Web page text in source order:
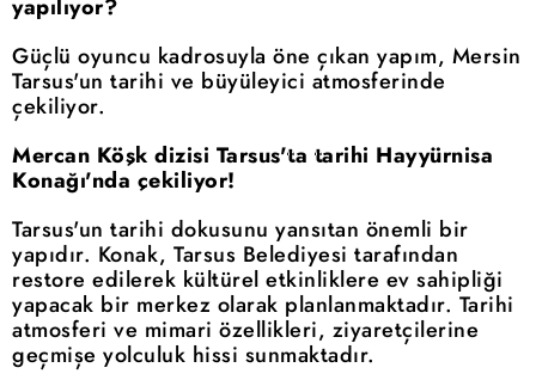
yapılıyor?
Güçlü oyuncu kadrosuyla öne çıkan yapım, Mersin
Tarsus'un tarihi ve büyüleyici atmosferinde
çekiliyor.
Mercan Köşk dizisi Tarsus'ta tarihi Hayyürnisa
Konağı'nda çekiliyor!
Tarsus'un tarihi dokusunu yansıtan önemli bir
yapıdır. Konak, Tarsus Belediyesi tarafından
restore edilerek kültürel etkinliklere ev sahipliği
yapacak bir merkez olarak planlanmaktadır. Tarihi
atmosferi ve mimari özellikleri, ziyaretçilerine
geçmişe yolculuk hissi sunmaktadır.